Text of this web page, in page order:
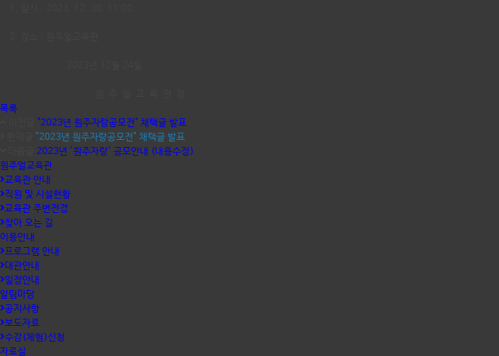
목록
"2023년 원주자랑공모전" 채택글 발표
"2023년 원주자랑공모전" 채택글 발표
2023년 '원주자랑' 공모안내 (내용수정)
원주얼교육관
교육관 안내
직원 및 시설현황
교육관 주변전경
찾아 오는 길
이용안내
프로그램 안내
대관안내
일정안내
알림마당
공지사항
보도자료
수강(체험)신청
자료실